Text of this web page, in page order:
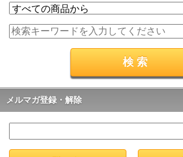
メルマガ登録・解除